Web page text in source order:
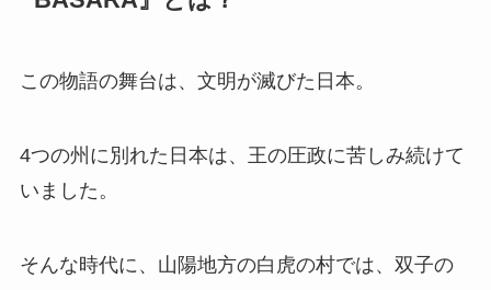
この物語の舞台は、文明が滅びた日本。
4つの州に別れた日本は、王の圧政に苦しみ続けて
いました。
そんな時代に、山陽地方の白虎の村では、双子の